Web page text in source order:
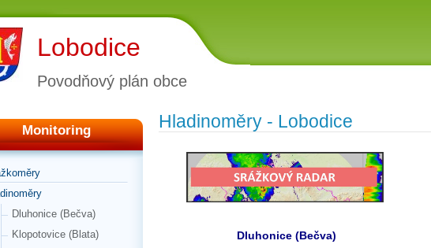
Lobodice
Povodňový plán obce
Monitoring
Dluhonice (Bečva)
Klopotovice (Blata)
Hladinoměry - Lobodice
Dluhonice (Bečva)